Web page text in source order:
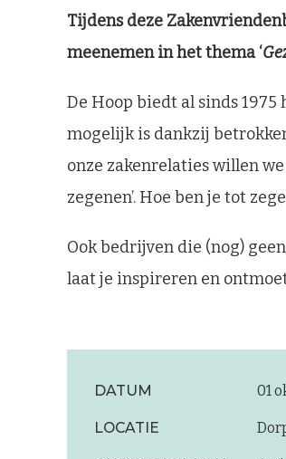
Tijdens deze
meenemen in het thema ‘
De Hoop biedt al sinds
mogelijk is dankzij
onze zakenrelaties willen
zegenen’. Hoe ben je tot
Ook bedrijven die (nog) geen
laat je inspireren en
DATUM 01
LOCATIE